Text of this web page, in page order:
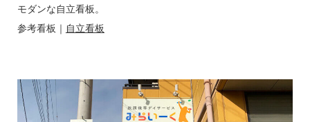
モダンな自立看板。
参考看板｜ 自立看板